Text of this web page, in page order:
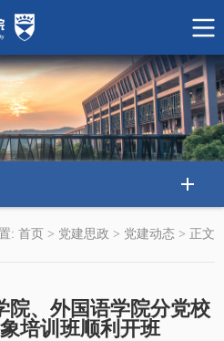
: 首页 > 党建思政 > 党建动态 > 正文
院、外国语学院分党校
培训班顺利开班